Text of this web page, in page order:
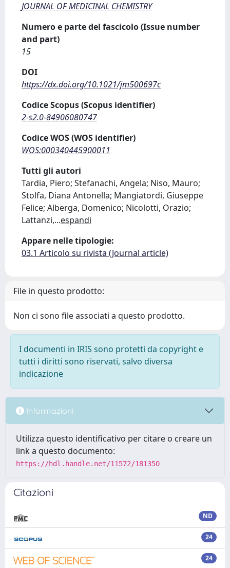
JOURNAL OF MEDICINAL CHEMISTRY
Numero e parte del fascicolo (Issue number
and part)
15
DOI
https://dx.doi.org/10.1021/jm500697c
Codice Scopus (Scopus identifier)
2-s2.0-84906080747
Codice WOS (WOS identifier)
WOS:000340445900011
Tutti gli autori
Tardia, Piero; Stefanachi, Angela; Niso, Mauro;
Stolfa, Diana Antonella; Mangiatordi, Giuseppe
Felice; Alberga, Domenico; Nicolotti, Orazio;
Lattanzi,...espandi
Appare nelle tipologie:
03.1 Articolo su rivista (Journal article)
File in questo prodotto:
Non ci sono file associati a questo prodotto.
I documenti in IRIS sono protetti da copyright e
tutti i diritti sono riservati, salvo diversa
indicazione
Informazioni
Utilizza questo identificativo per citare o creare un
link a questo documento:
https://hdl.handle.net/11572/181350
Citazioni
ND
24
24